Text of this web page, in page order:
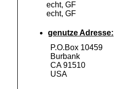
echt, GF
echt, GF
genutze Adresse:
P.O.Box 10459
Burbank
CA 91510
USA